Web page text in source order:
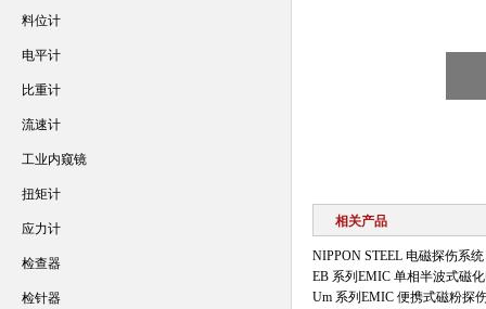
相关产品
NIPPON STEEL 电磁探伤系统
EB 系列EMIC 单相半波式磁
Um 系列EMIC 便携式磁粉探
料位计
电平计
比重计
流速计
工业内窥镜
扭矩计
应力计
检查器
检针器